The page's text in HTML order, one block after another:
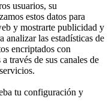
usuarios, su
estos datos para
y mostrarte publicidad y
analizar las estadísticas de
encriptados con
través de sus canales de
tu configuración y